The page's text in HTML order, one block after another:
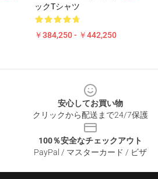
ックTシャツ
￥384,250 - ￥442,250
安心してお買い物
クリックから配送まで24/7保護
100％安全なチェックアウト
PayPal / マスターカード / ビザ